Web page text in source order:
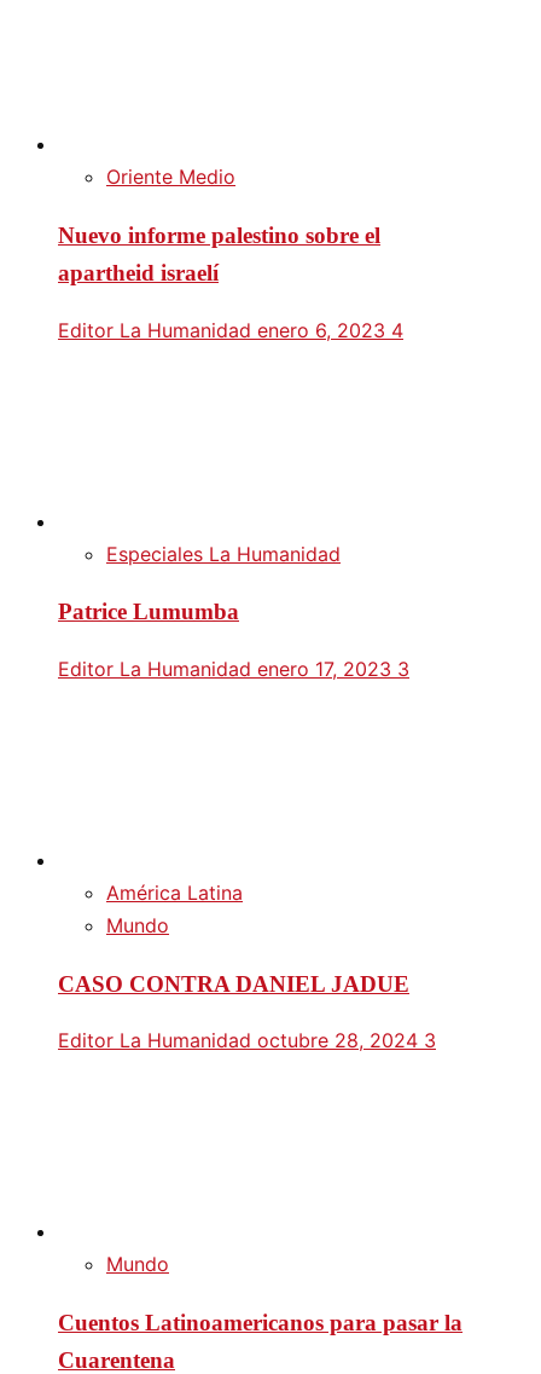
Oriente Medio
Nuevo informe palestino sobre el
apartheid israelí
Editor La Humanidad enero 6, 2023 4
Especiales La Humanidad
Patrice Lumumba
Editor La Humanidad enero 17, 2023 3
América Latina
Mundo
CASO CONTRA DANIEL JADUE
Editor La Humanidad octubre 28, 2024 3
Mundo
Cuentos Latinoamericanos para pasar la
Cuarentena